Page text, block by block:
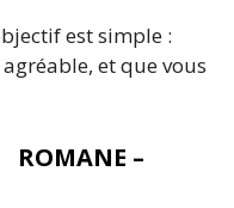
est simple :
et que vous
ROMANE –